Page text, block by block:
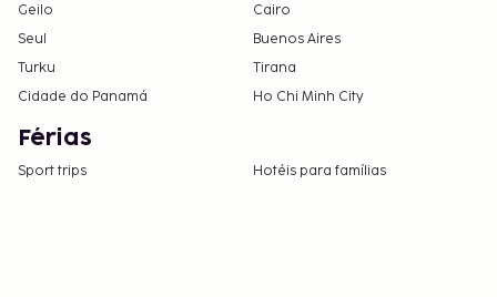
Geilo
Cairo
Seul
Buenos Aires
Turku
Tirana
Cidade do Panamá
Ho Chi Minh City
Férias
Sport trips Hotéis para famílias